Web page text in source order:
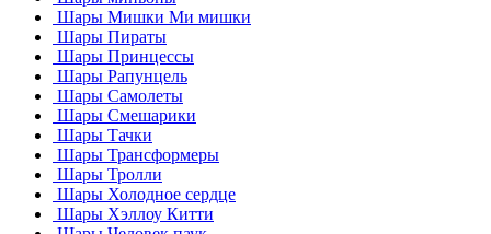
Шары Мишки Ми мишки
Шары Пираты
Шары Принцессы
Шары Рапунцель
Шары Самолеты
Шары Смешарики
Шары Тачки
Шары Трансформеры
Шары Тролли
Шары Холодное сердце
Шары Хэллоу Китти